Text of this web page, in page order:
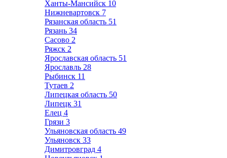
Ханты-Мансийск 10
Нижневартовск 7
Рязанская область 51
Рязань 34
Сасово 2
Ряжск 2
Ярославская область 51
Ярославль 28
Рыбинск 11
Тутаев 2
Липецкая область 50
Липецк 31
Елец 4
Грязи 3
Ульяновская область 49
Ульяновск 33
Димитровград 4